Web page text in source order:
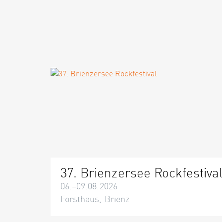
37. Brienzersee Rockfestival
06.–09.08.2026
Forsthaus, Brienz